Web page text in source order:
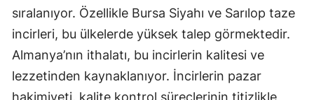
sıralanıyor. Özellikle Bursa Siyahı ve Sarılop taze
incirleri, bu ülkelerde yüksek talep görmektedir.
Almanya’nın ithalatı, bu incirlerin kalitesi ve
lezzetinden kaynaklanıyor. İncirlerin pazar
hakimiyeti, kalite kontrol süreçlerinin titizlikle